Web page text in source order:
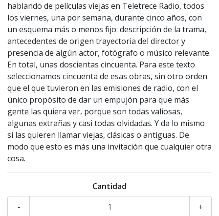
hablando de películas viejas en Teletrece Radio, todos
los viernes, una por semana, durante cinco años, con
un esquema más o menos fijo: descripción de la trama,
antecedentes de origen trayectoria del director y
presencia de algún actor, fotógrafo o músico relevante.
En total, unas doscientas cincuenta. Para este texto
seleccionamos cincuenta de esas obras, sin otro orden
que el que tuvieron en las emisiones de radio, con el
único propósito de dar un empujón para que más
gente las quiera ver, porque son todas valiosas,
algunas extrañas y casi todas olvidadas. Y da lo mismo
si las quieren llamar viejas, clásicas o antiguas. De
modo que esto es más una invitación que cualquier otra
cosa.
Cantidad
+
-